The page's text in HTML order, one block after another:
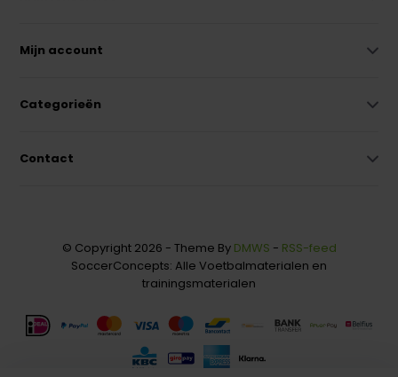
Mijn account
Categorieën
Contact
© Copyright 2026 - Theme By DMWS - RSS-feed
SoccerConcepts: Alle Voetbalmaterialen en
trainingsmaterialen